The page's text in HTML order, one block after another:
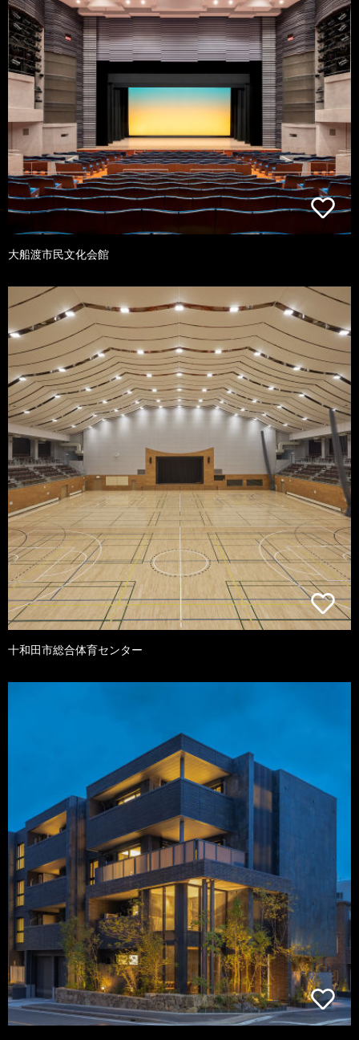
大船渡市民文化会館
十和田市総合体育センター